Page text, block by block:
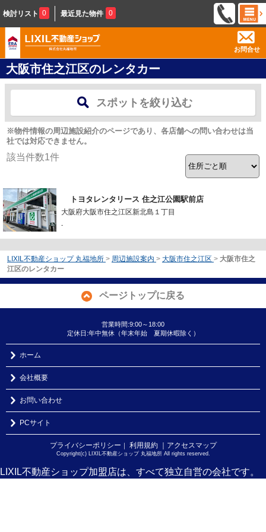
検討リスト 0 最近見た物件 0
お問合せ
大阪市住之江区のレンタカー
スポットを絞り込む
※物件情報の周辺施設紹介のページであり、各店舗への問い合わせは当
社では対応できません。
該当件数1件
トヨタレンタリース 住之江公園駅前店
大阪府大阪市住之江区新北島１丁目
-
LIXIL不動産ショップ 丸福地所 > 周辺施設案内 > 大阪市住之江区 > 大阪市住之
江区のレンタカー
ページトップに戻る
営業時間:9:00～18:00
定休日:年中無休（年末年始 夏期休暇除く）
ホーム
会社概要
お問い合わせ
PCサイト
プライバシーポリシー ｜ 利用規約 ｜アクセスマップ
Copyright(c) LIXIL不動産ショップ 丸福地所 All rights reserved.
LIXIL不動産ショップ加盟店は、すべて独立自営の会社です。